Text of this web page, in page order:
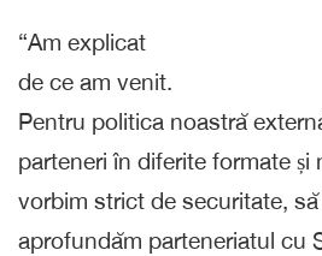
“Am explicat
de ce am venit.
Pentru politica noastră
parteneri în diferite formate și
vorbim strict de securitate,
aprofundăm parteneriatul cu